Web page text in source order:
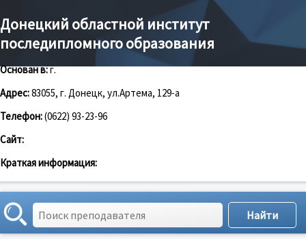
Донецкий областной институт
последипломного образования
Основан в:г.
Адрес:83055, г. Донецк, ул.Артема, 129-а
Телефон:(0622) 93-23-96
Сайт:
Краткая информация: